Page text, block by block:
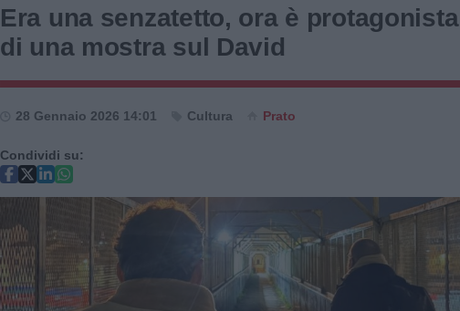
Era una senzatetto, ora è protagonista
di una mostra sul David
28 Gennaio 2026 14:01 Cultura Prato
Condividi su: